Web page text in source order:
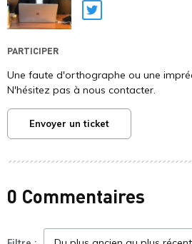
Twitter
PARTICIPER
Une faute d'orthographe ou une
N'hésitez pas à nous contacter.
Envoyer un ticket
0 Commentaires